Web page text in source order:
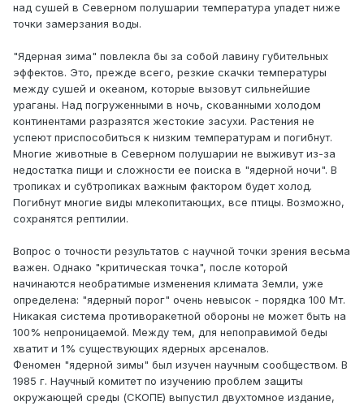
над сушей в Северном полушарии температура упадет ниже
точки замерзания воды.
"Ядерная зима" повлекла бы за собой лавину губительных
эффектов. Это, прежде всего, резкие скачки температуры
между сушей и океаном, которые вызовут сильнейшие
ураганы. Над погруженными в ночь, скованными холодом
континентами разразятся жестокие засухи. Растения не
успеют приспособиться к низким температурам и погибнут.
Многие животные в Северном полушарии не выживут из-за
недостатка пищи и сложности ее поиска в "ядерной ночи". В
тропиках и субтропиках важным фактором будет холод.
Погибнут многие виды млекопитающих, все птицы. Возможно,
сохранятся рептилии.
Вопрос о точности результатов с научной точки зрения весьма
важен. Однако "критическая точка", после которой
начинаются необратимые изменения климата Земли, уже
определена: "ядерный порог" очень невысок - порядка 100 Мт.
Никакая система противоракетной обороны не может быть на
100% непроницаемой. Между тем, для непоправимой беды
хватит и 1% существующих ядерных арсеналов.
Феномен "ядерной зимы" был изучен научным сообществом. В
1985 г. Научный комитет по изучению проблем защиты
окружающей среды (СКОПЕ) выпустил двухтомное издание,